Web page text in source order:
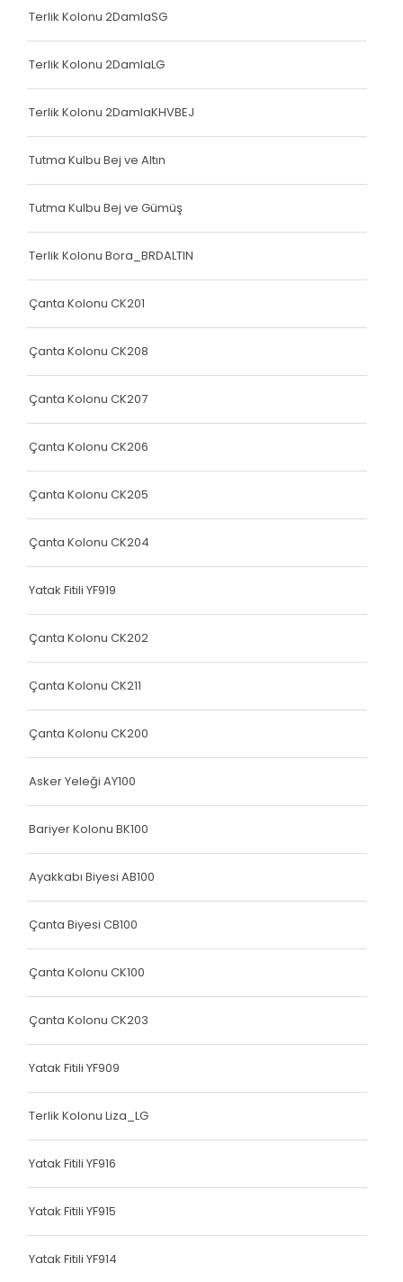
Çanta Kolonu
Yatak Fitili
Yatak Fitili
Yatak Fitili
Yatak Fitili
Çanta Kolonu
Çanta Kolonu
Yatak Fitili
Yatak Fitili
Yatak Fitili
Yatak Fitili
Yatak Fitili
Terlik Kolonu
Hava Kapsülü
Yatak Fitili
Yatak Fitili
Elastik Kolon Siyah Seri
Elastik Kolon Mavi Seri
Elastik Kolon Yeşil Seri
Hava Kapsülü
Dokuma Lastiği
Dokuma Lastiği
Dokuma Lastiği
Dokuma Lastiği
Dokuma Lastiği
Dokuma Lastiği
Terlik Kolonu 2DamlaSG
Terlik Kolonu 2DamlaLG
Terlik Kolonu 2DamlaKHVBEJ
Tutma Kulbu Bej ve Altın
Tutma Kulbu Bej ve Gümüş
Terlik Kolonu Bora_BRDALTIN
Çanta Kolonu CK201
Çanta Kolonu CK208
Çanta Kolonu CK207
Çanta Kolonu CK206
Çanta Kolonu CK205
Çanta Kolonu CK204
Yatak Fitili YF919
Çanta Kolonu CK202
Çanta Kolonu CK211
Çanta Kolonu CK200
Asker Yeleği AY100
Bariyer Kolonu BK100
Ayakkabı Biyesi AB100
Çanta Biyesi CB100
Çanta Kolonu CK100
Çanta Kolonu CK203
Yatak Fitili YF909
Terlik Kolonu Liza_LG
Yatak Fitili YF916
Yatak Fitili YF915
Yatak Fitili YF914